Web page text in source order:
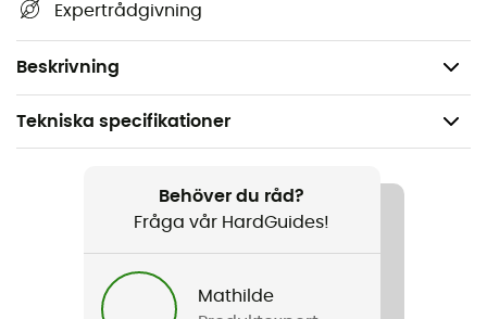
Expertrådgivning
Beskrivning
Vikt: 144 g
Tekniska specifikationer
Vandring / Trailrunning / Löpning / Mountainbike
Behöver du råd?
Fråga vår HardGuides!
Mathilde